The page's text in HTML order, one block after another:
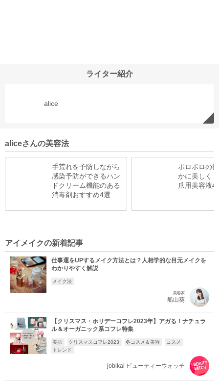
ライター紹介
alice
aliceさんの美容法
手荒れを予防しながら
感染予防ができるハン
ドクリーム機能のある
消毒剤おすすめ4選
ボロボロの
かに美しく
爪用美容液4
アイメイクの新着記事
仕事運をUPするメイク方法とは？人相学的な目元メイクを
わかりやすく解説
メイク法
美容家
船山葵
【クリスマス・ホリデーコフレ2023年】アガる！ナチュラ
ル＆オーガニック系コフレ特集
美肌 クリスマスコフレ2023 冬コスメ＆美容
コスメ
トレンド
jobikai ビューティーウォッチ